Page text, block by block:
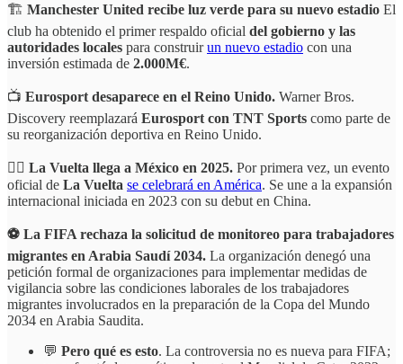
🏗️ Manchester United recibe luz verde para su nuevo estadio El
club ha obtenido el primer respaldo oficial del gobierno y las
autoridades locales para construirun nuevo estadio con una
inversión estimada de 2.000M€.
📺 Eurosport desaparece en el Reino Unido. Warner Bros.
Discovery reemplazará Eurosport con TNT Sports como parte de
su reorganización deportiva en Reino Unido.
🚴‍♂️ La Vuelta llega a México en 2025. Por primera vez, un evento
oficial de La Vuelta se celebrará en América. Se une a la expansión
internacional iniciada en 2023 con su debut en China.
⚽️ La FIFA rechaza la solicitud de monitoreo para trabajadores
migrantes en Arabia Saudí 2034. La organización denegó una
petición formal de organizaciones para implementar medidas de
vigilancia sobre las condiciones laborales de los trabajadores
migrantes involucrados en la preparación de la Copa del Mundo
2034 en Arabia Saudita.
💬 Pero qué es esto. La controversia no es nueva para FIFA;